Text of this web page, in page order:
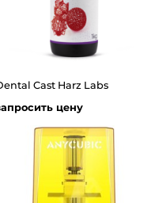
Cast Harz Labs
цену